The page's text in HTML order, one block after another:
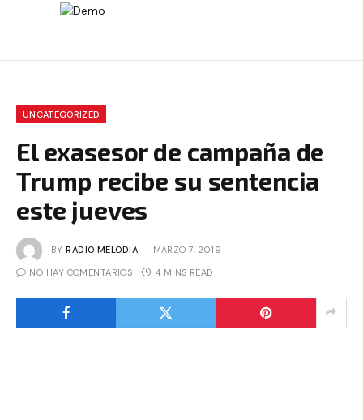
UNCATEGORIZED
El exasesor de campaña de
Trump recibe su sentencia
este jueves
BY RADIO MELODIA MARZO 7, 2019
NO HAY COMENTARIOS 4 MINS READ